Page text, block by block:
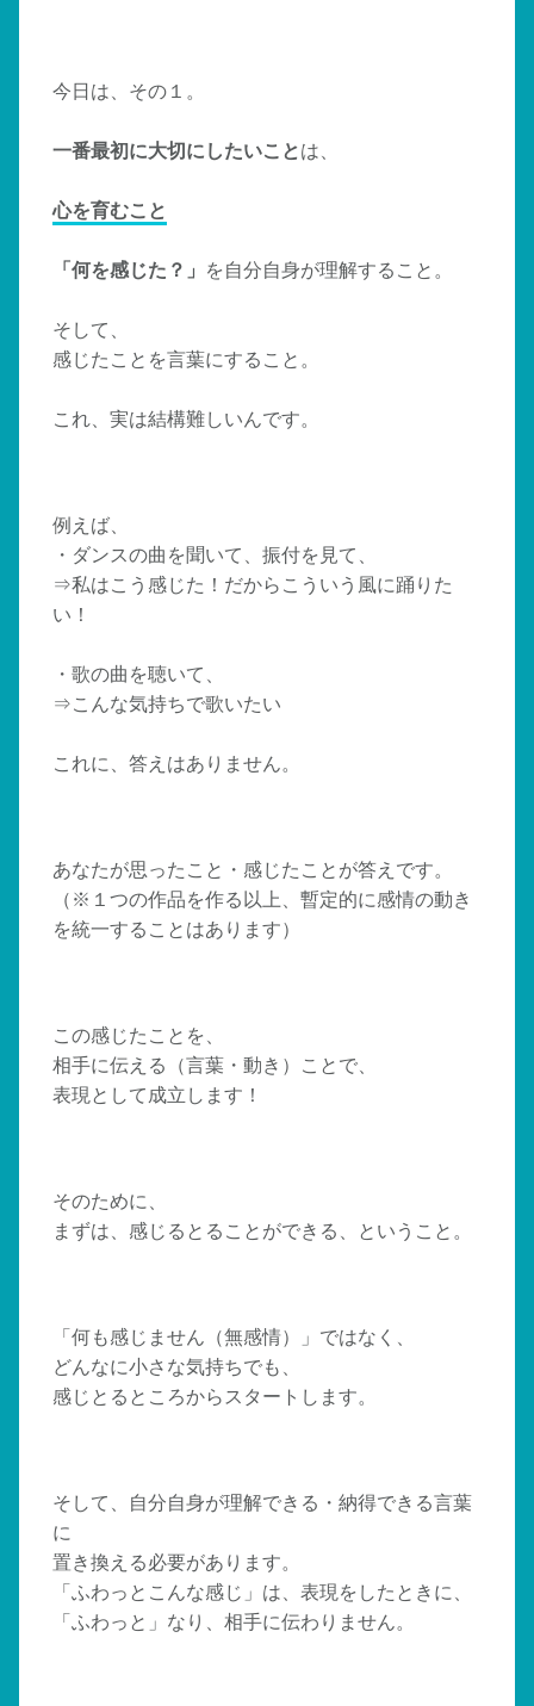
今日は、その１。
一番最初に大切にしたいことは、
心を育むこと
「何を感じた？」 を自分自身が理解すること。
そして、
感じたことを言葉にすること。
これ、実は結構難しいんです。
例えば、
・ダンスの曲を聞いて、振付を見て、
⇒私はこう感じた！だからこういう風に踊りた
い！
・歌の曲を聴いて、
⇒こんな気持ちで歌いたい
これに、答えはありません。
あなたが思ったこと・感じたことが答えです。
（※１つの作品を作る以上、暫定的に感情の動き
を統一することはあります）
この感じたことを、
相手に伝える（言葉・動き）ことで、
表現として成立します！
そのために、
まずは、感じるとることができる、ということ。
「何も感じません（無感情）」ではなく、
どんなに小さな気持ちでも、
感じとるところからスタートします。
そして、自分自身が理解できる・納得できる言葉
に
置き換える必要があります。
「ふわっとこんな感じ」は、表現をしたときに、
「ふわっと」なり、相手に伝わりません。